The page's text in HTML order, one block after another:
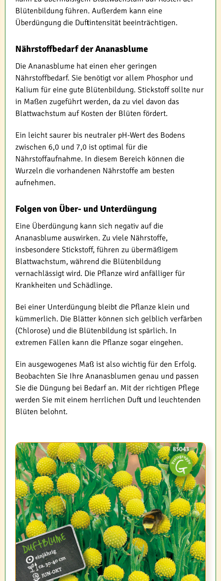
Blütenbildung führen. Außerdem kann eine
Überdüngung die Duftintensität beeinträchtigen.
Nährstoffbedarf der Ananasblume
Die Ananasblume hat einen eher geringen
Nährstoffbedarf. Sie benötigt vor allem Phosphor und
Kalium für eine gute Blütenbildung. Stickstoff sollte nur
in Maßen zugeführt werden, da zu viel davon das
Blattwachstum auf Kosten der Blüten fördert.
Ein leicht saurer bis neutraler pH-Wert des Bodens
zwischen 6,0 und 7,0 ist optimal für die
Nährstoffaufnahme. In diesem Bereich können die
Wurzeln die vorhandenen Nährstoffe am besten
aufnehmen.
Folgen von Über- und Unterdüngung
Eine Überdüngung kann sich negativ auf die
Ananasblume auswirken. Zu viele Nährstoffe,
insbesondere Stickstoff, führen zu übermäßigem
Blattwachstum, während die Blütenbildung
vernachlässigt wird. Die Pflanze wird anfälliger für
Krankheiten und Schädlinge.
Bei einer Unterdüngung bleibt die Pflanze klein und
kümmerlich. Die Blätter können sich gelblich verfärben
(Chlorose) und die Blütenbildung ist spärlich. In
extremen Fällen kann die Pflanze sogar eingehen.
Ein ausgewogenes Maß ist also wichtig für den Erfolg.
Beobachten Sie Ihre Ananasblumen genau und passen
Sie die Düngung bei Bedarf an. Mit der richtigen Pflege
werden Sie mit einem herrlichen Duft und leuchtenden
Blüten belohnt.